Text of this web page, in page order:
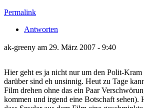
Permalink
Antworten
ak-greeny am 29. März 2007 - 9:40
Hier geht es ja nicht nur um den Polit-Kram
darüber sind eh unsinnig. Heut zu Tage
Film drehen ohne das ein Paar
kommen und irgend eine Botschaft sehen).